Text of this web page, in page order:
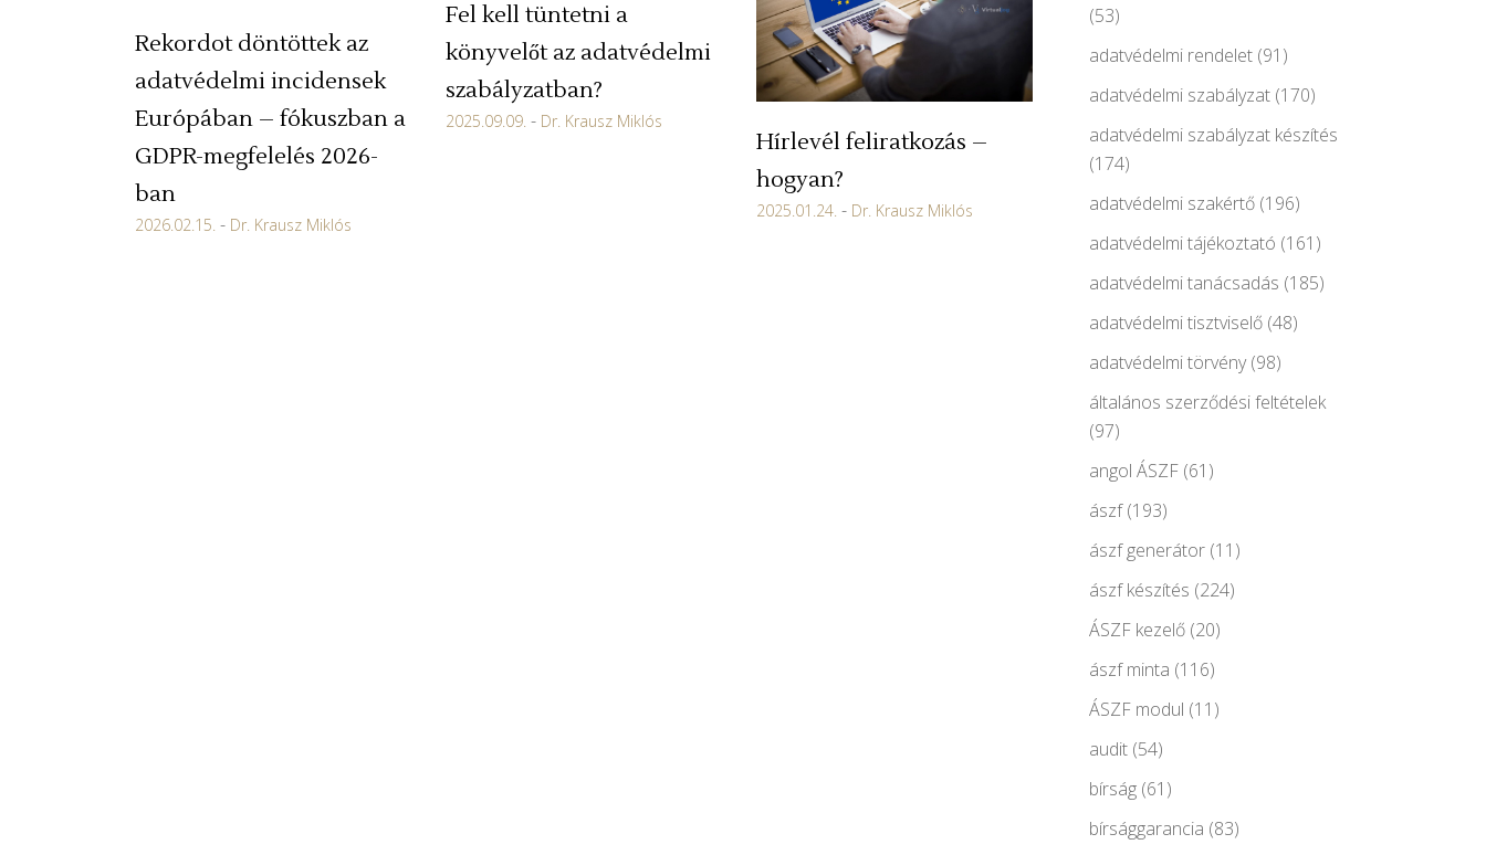
Rekordot döntöttek az
adatvédelmi incidensek
Európában – fókuszban a
GDPR-megfelelés 2026-
ban
2026.02.15. Dr. Krausz Miklós
Fel kell tüntetni a
könyvelőt az adatvédelmi
szabályzatban?
2025.09.09. Dr. Krausz Miklós
Hírlevél feliratkozás –
hogyan?
2025.01.24. Dr. Krausz Miklós
(53)
adatvédelmi rendelet(91)
adatvédelmi szabályzat(170)
adatvédelmi szabályzat készítés
(174)
adatvédelmi szakértő(196)
adatvédelmi tájékoztató (161)
adatvédelmi tanácsadás (185)
adatvédelmi tisztviselő(48)
adatvédelmi törvény(98)
általános szerződési feltételek
(97)
angol ÁSZF(61)
ászf(193)
ászf generátor(11)
ászf készítés (224)
ÁSZF kezelő(20)
ászf minta (116)
ÁSZF modul (11)
audit(54)
bírság(61)
bírsággarancia (83)